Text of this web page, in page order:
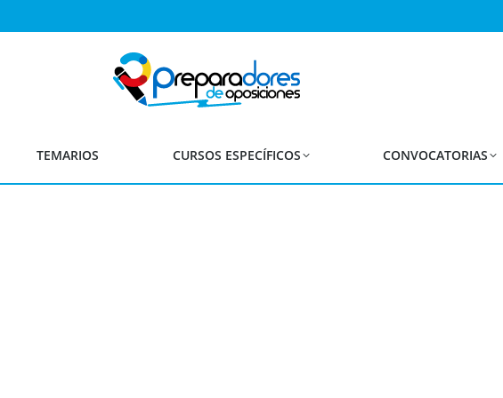
TEMARIOS CURSOS ESPECÍFICOS CONVOCATORIAS
DE MÉRITOS PARA EL
CONVOCATORIA.
Diferentes Especialidades